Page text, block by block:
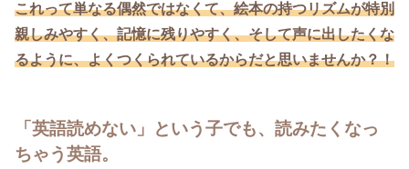
これって単なる偶然ではなくて、絵本の持つリズムが特別
親しみやすく、記憶に残りやすく、そして声に出したくな
るように、よくつくられているからだと思いませんか？！
「英語読めない」という子でも、読みたくなっ
ちゃう英語。